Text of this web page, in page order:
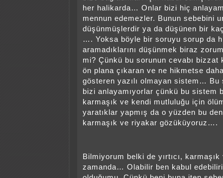
her halikarda… Onlar bizi hiç
mennun edemezler. Bunun sebebini
düşünmüşlerdir ya da düşünen bir
…. Yoksa böyle bir soruyu sorup da
aramadıklarını düşünmek biraz
mi? Çünkü bu sorunun cevabı bizzat
ön plana çıkaran ve ne hikmetse
gösteren yazılı olmayan sistem… Bu
bizi anlayamıyorlar çünkü bu sistem
karmaşık ve kendi mutluluğu için
yaratıklar yapmış da o yüzden bu
karmaşık ve riyakar gözüküyoruz….
Bilmiyorum belki de yırtıcı,
zamanda… Olabilir ben kabul